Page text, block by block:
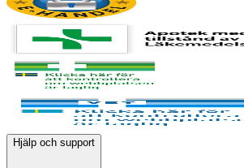
Hjälp och support